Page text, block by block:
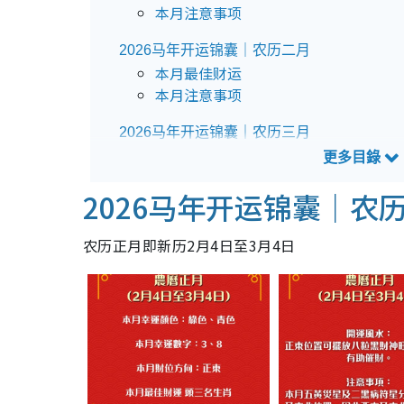
本月注意事项
2026马年开运锦囊｜农历二月
本月最佳财运
本月注意事项
2026马年开运锦囊｜农历三月
2026马年开运锦囊｜农历四月
本月最佳财运
本月注意事项
2026马年开运锦囊｜农历五月
本月最佳财运
本月注意事项
2026马年开运锦囊｜农历六月
2026马年开运锦囊｜农
农历正月即新历2月4日至3月4日